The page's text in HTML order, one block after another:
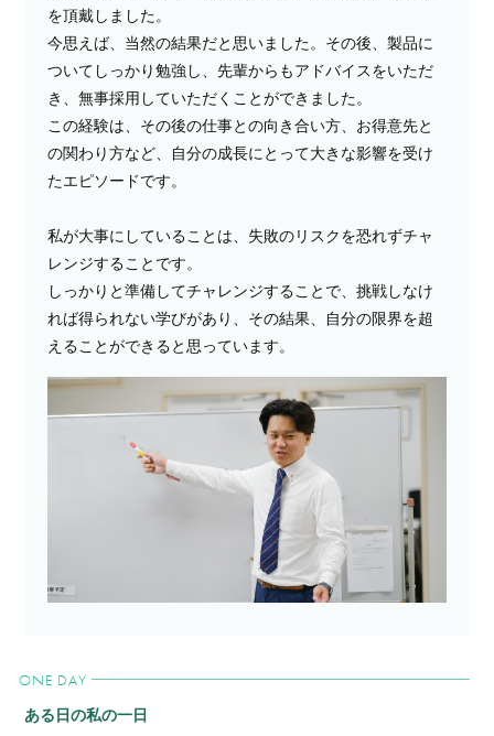
を頂戴しました。
今思えば、当然の結果だと思いました。その後、製品に
ついてしっかり勉強し、先輩からもアドバイスをいただ
き、無事採用していただくことができました。
この経験は、その後の仕事との向き合い方、お得意先と
の関わり方など、自分の成長にとって大きな影響を受け
たエピソードです。
私が大事にしていることは、失敗のリスクを恐れずチャ
レンジすることです。
しっかりと準備してチャレンジすることで、挑戦しなけ
れば得られない学びがあり、その結果、自分の限界を超
えることができると思っています。
ONE DAY
ある日の私の一日